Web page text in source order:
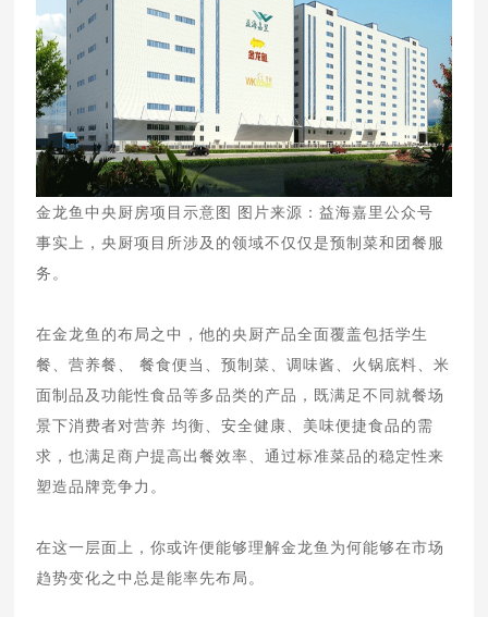
金龙鱼中央厨房项目示意图 图片来源：益海嘉里公众号
事实上，央厨项目所涉及的领域不仅仅是预制菜和团餐服
务。
在金龙鱼的布局之中，他的央厨产品全面覆盖包括学生
餐、营养餐、 餐食便当、预制菜、调味酱、火锅底料、米
面制品及功能性食品等多品类的产品，既满足不同就餐场
景下消费者对营养 均衡、安全健康、美味便捷食品的需
求，也满足商户提高出餐效率、通过标准菜品的稳定性来
塑造品牌竞争力。
在这一层面上，你或许便能够理解金龙鱼为何能够在市场
趋势变化之中总是能率先布局。